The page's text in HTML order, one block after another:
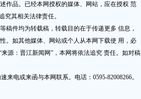
作品。已经本网授权的媒体、网站，应在授权 范
究其相关法律责任。
稿件均为转载稿，转载目的在于传递更多 信息，
。如其他媒体、网站或个人从本网下载使 用，必
源：晋江新闻网”，本网将依法追究 责任。如对稿
电或来函与本网联系。电话：0595-82008266。